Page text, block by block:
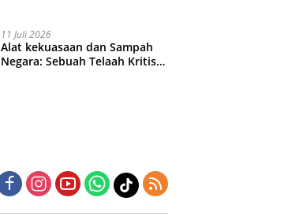
11 Juli 2026
Alat kekuasaan dan Sampah
Negara: Sebuah Telaah Kritis